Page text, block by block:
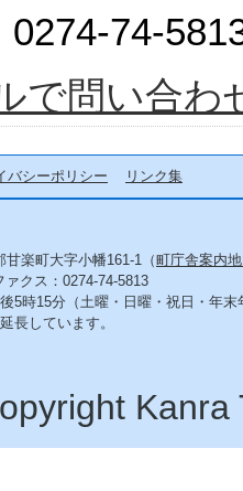
74-
で問い合わ
バシーポリシー リンク集
楽町大字小幡161-1（町庁舎案内
クス：0274-74-5813
5時15分（土曜・日曜・祝日・年末
長しています。
Kanra